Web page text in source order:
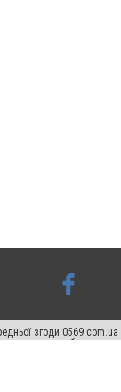
згоди
другого абзацу в